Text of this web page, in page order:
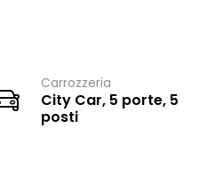
Carrozzeria
City Car, 5 porte, 5
posti